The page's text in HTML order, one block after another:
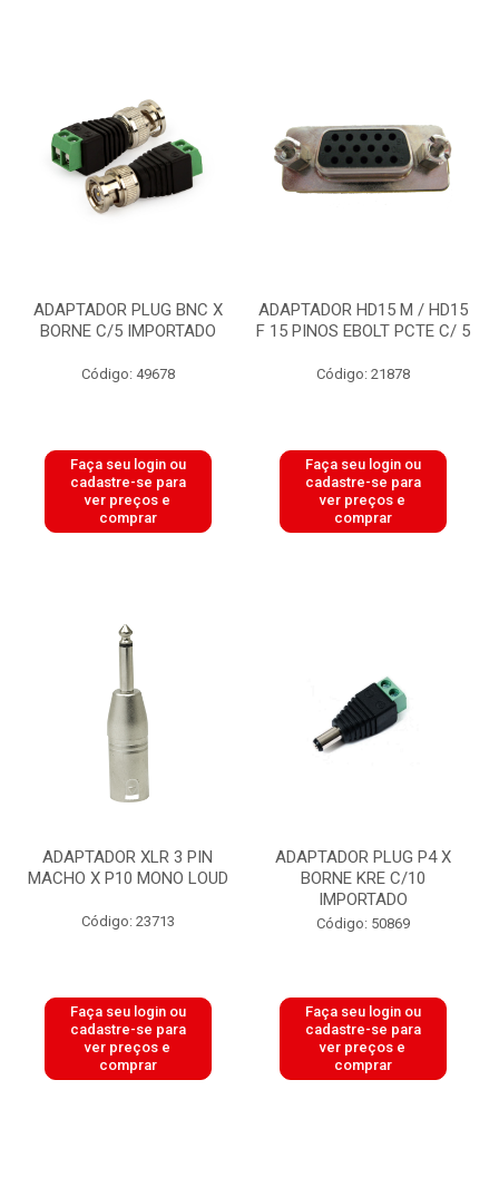
ADAPTADOR PLUG BNC X
BORNE C/5 IMPORTADO
Código: 49678
Faça seu login ou
cadastre-se para
ver preços e
comprar
ADAPTADOR HD15 M / HD15
F 15 PINOS EBOLT PCTE C/ 5
Código: 21878
Faça seu login ou
cadastre-se para
ver preços e
comprar
ADAPTADOR XLR 3 PIN
MACHO X P10 MONO LOUD
Código: 23713
Faça seu login ou
cadastre-se para
ver preços e
comprar
ADAPTADOR PLUG P4 X
BORNE KRE C/10
IMPORTADO
Código: 50869
Faça seu login ou
cadastre-se para
ver preços e
comprar